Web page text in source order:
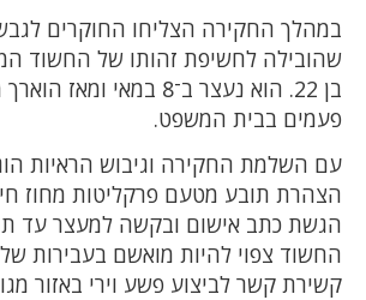
במהלך החקירה הצליחו החוקרים
שהובילה לחשיפת זהותו של החשוד
בן 22. הוא נעצר ב־8 במאי
פעמים בבית המשפט.
עם השלמת החקירה וגיבוש הראיות
הצהרת תובע מטעם פרקליטות מחוז
הגשת כתב אישום ובקשה למעצר עד
החשוד צפוי להיות מואשם בעבירות של
קשירת קשר לביצוע פשע וירי באזור